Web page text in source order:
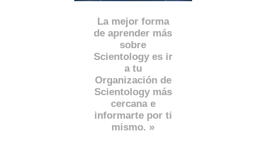
La mejor forma
de aprender más
sobre
Scientology es ir
a tu
Organización de
Scientology más
cercana e
informarte por ti
mismo. »